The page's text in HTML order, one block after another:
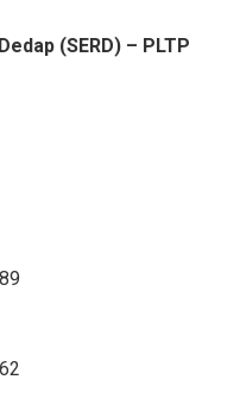
(SERD) – PLTP